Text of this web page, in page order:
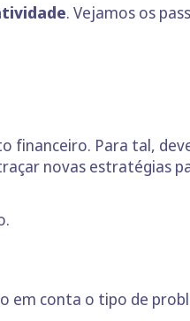
. Vejamos os
financeiro. Para tal,
novas estratégias
em conta o tipo de